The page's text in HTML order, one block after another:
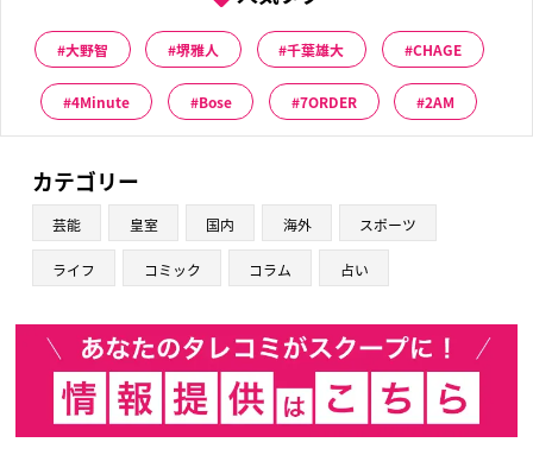
大野智 堺雅人 千葉雄大 CHAGE
4Minute Bose 7ORDER 2AM
カテゴリー
芸能 皇室 国内 海外 スポーツ
ライフ コミック コラム 占い